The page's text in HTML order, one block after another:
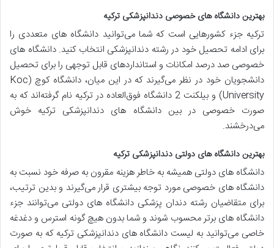
بهترین دانشگاه های خصوصی دندانپزشکی ترکیه
ترکیه جزء کشورهایی است که شما می‌توانید دانشگاه های متعددی را
برای ادامه تحصیل خود در رشته دندانپزشکی انتخاب کنید. دانشگاه های
خصوصی صد درصد امکانات و استانداردهای قابل توجهی را برای تحصیل
دانشجویان خود در نظر می‌گیرند که در این میان، دانشگاه کوچ (Koc
University) و بیلکنت 2 دانشگاه فوق‌العاده در ترکیه نام گرفته‌اند که به
صورت خصوصی در بین دانشگاه های دندانپزشکی ترکیه خوش
می‌درخشند.
بهترین دانشگاه های دولتی دندانپزشکی ترکیه
دانشگاه های دولتی همیشه به خاطر هزینه مقرون به صرفه خود نسبت به
دانشگاه های خصوصی مورد توجه بیشتری قرار می‌گیرند و بدین ترتیب،
برای متقاضیان رشته دندان پزشکی دانشگاه های دولتی می‌توانند جزء
دانشگاه های برتر محسوب شوند و شما بدون هیچ گونه استرس و دغدغه
خاصی می‌توانید به لیست دانشگاه های دندانپزشکی ترکیه که به صورت